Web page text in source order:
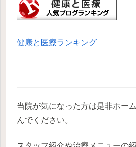
健康と医療ランキング
当院が気になった方は是非ホー
んでください。